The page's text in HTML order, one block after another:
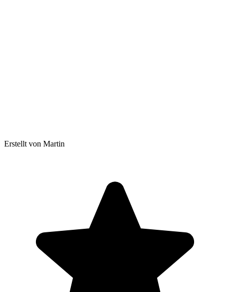
Erstellt von Martin